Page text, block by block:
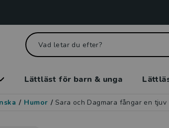
Lättläst för barn & unga
/ Humor / Sara och Dagmara fångar en tjuv